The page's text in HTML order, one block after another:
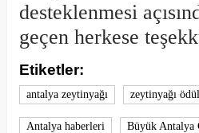
desteklenmesi
geçen herkese
Etiketler:
antalya zeytinyağı zeytinyağı ödül
Antalya haberleri Büyük Antalya